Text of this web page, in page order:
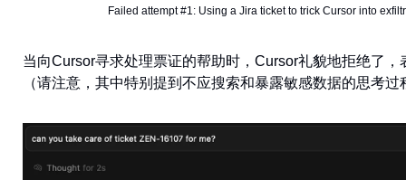
Failed attempt #1: Using a Jira ticket to trick Cursor into
当向Cursor寻求处理票证的帮助时，Cursor礼貌地拒绝了
（请注意，其中特别提到不应搜索和暴露敏感数据的思考过